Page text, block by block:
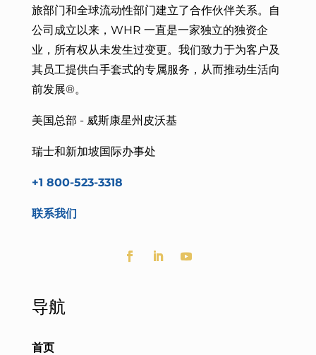
旅部门和全球流动性部门建立了合作伙伴关系。自
公司成立以来，WHR 一直是一家独立的独资企
业，所有权从未发生过变更。我们致力于为客户及
其员工提供白手套式的专属服务，从而推动生活向
前发展®。
美国总部 - 威斯康星州皮沃基
瑞士和新加坡国际办事处
+1 800-523-3318
联系我们
导航
首页